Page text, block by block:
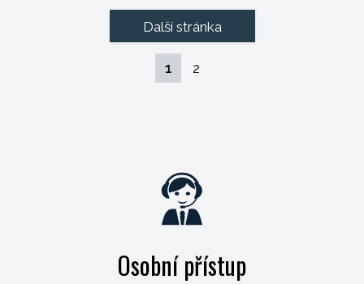
Další stránka
1 2
Osobní přístup